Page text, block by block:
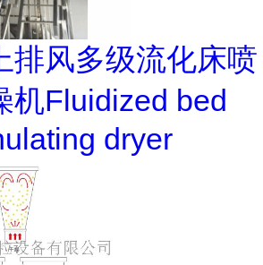
排风多级流化床喷
机Fluidized bed
dryer